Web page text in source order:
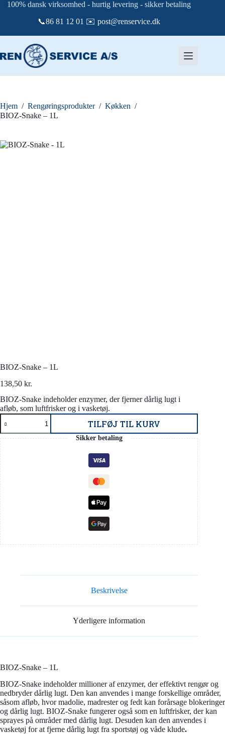
Fortsæt
100% dansk virksomhed - hurtig levering - sikker betaling
📞86 81 12 01 ✉️ post@renservice.dk
Hjem / Rengøringsprodukter / Køkken /
BIOZ-Snake – 1L
BIOZ-Snake – 1L
138,50 kr.
BIOZ-Snake indeholder enzymer, der fjerner dårlig lugt i
afløb, som luftfrisker og i vasketøj.
BIOZ-
Snake
-
1L
antal
TILFØJ TIL KURV
Sikker betaling
Beskrivelse
Yderligere information
BIOZ-Snake – 1L
BIOZ-Snake indeholder millioner af enzymer, der effektivt rengør og
nedbryder dårlig lugt. Den kan anvendes i mange forskellige områder,
såsom afløb, hvor madolie, madrester og fedt kan forårsage blokeringer
og dårlig lugt. BIOZ-Snake fungerer også som en luftfrisker, der kan
sprayes på områder med dårlig lugt. Desuden kan den anvendes i
vasketøj for at fjerne dårlig lugt fra sportstøj og våde klude.